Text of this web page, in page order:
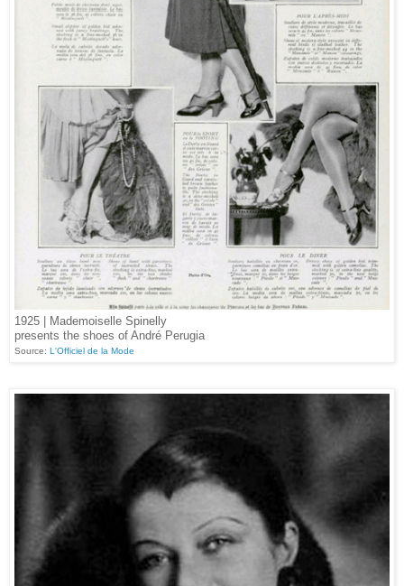
1925 | Mademoiselle Spinelly
presents the shoes of André Perugia
Source: L'Officiel de la Mode